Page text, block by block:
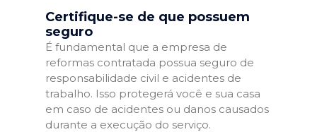
Certifique-se de que possuem
seguro
É fundamental que a empresa de
reformas contratada possua seguro de
responsabilidade civil e acidentes de
trabalho. Isso protegerá você e sua casa
em caso de acidentes ou danos causados
durante a execução do serviço.